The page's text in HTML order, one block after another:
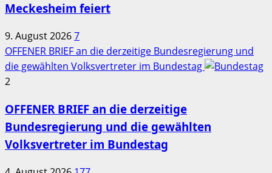
Meckesheim feiert
9. August 20267
OFFENER BRIEF an die derzeitige Bundesregierung und
die gewählten Volksvertreter im Bundestag
2
OFFENER BRIEF an die derzeitige
Bundesregierung und die gewählten
Volksvertreter im Bundestag